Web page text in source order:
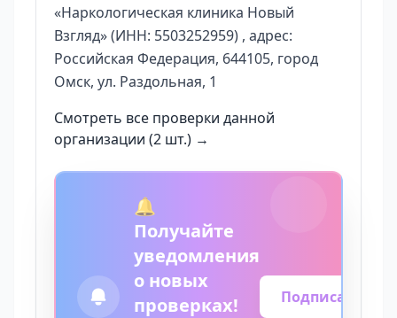
«Наркологическая клиника Новый
Взгляд» (ИНН: 5503252959) , адрес:
Российская Федерация, 644105, город
Омск, ул. Раздольная, 1
Смотреть все проверки данной
организации (2 шт.) →
🔔
Получайте
уведомления
о новых
проверках!
Подписаться